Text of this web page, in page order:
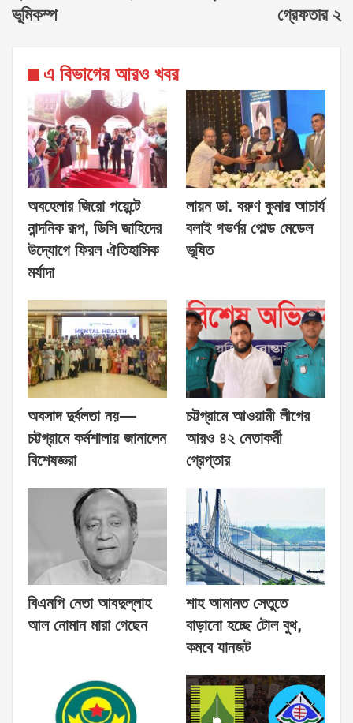
ভূমিকম্প
গ্রেফতার ২
এ বিভাগের আরও খবর
অবহেলার জিরো পয়েন্টে
নান্দনিক রূপ, ডিসি জাহিদের
উদ্যোগে ফিরল ঐতিহাসিক
মর্যাদা
লায়ন ডা. বরুণ কুমার আচার্য
বলাই গভর্ণর গোল্ড মেডেল
ভূষিত
অবসাদ দুর্বলতা নয়—
চট্টগ্রামে কর্মশালায় জানালেন
বিশেষজ্ঞরা
চট্টগ্রামে আওয়ামী লীগের
আরও ৪২ নেতাকর্মী
গ্রেপ্তার
বিএনপি নেতা আবদুল্লাহ
আল নোমান মারা গেছেন
শাহ আমানত সেতুতে
বাড়ানো হচ্ছে টোল বুথ,
কমবে যানজট